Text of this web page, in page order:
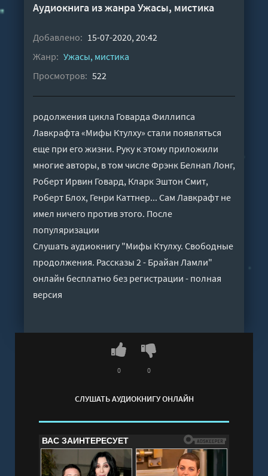
Аудиокнига из жанраУжасы, мистика
Добавлено: 15-07-2020, 20:42
Жанр: Ужасы, мистика
Просмотров: 522
родолжения цикла Говарда Филлипса
Лавкрафта «Мифы Ктулху» стали появляться
еще при его жизни. Руку к этому приложили
многие авторы, в том числе Фрэнк Белнап Лонг,
Роберт Ирвин Говард, Кларк Эштон Смит,
Роберт Блох, Генри Каттнер... Сам Лавкрафт не
имел ничего против этого. После
популяризации
Слушать аудиокнигу "Мифы Ктулху. Свободные
продолжения. Рассказы 2 - Брайан Ламли"
онлайн бесплатно без регистрации - полная
версия
СЛУШАТЬ АУДИОКНИГУ ОНЛАЙН
0 0